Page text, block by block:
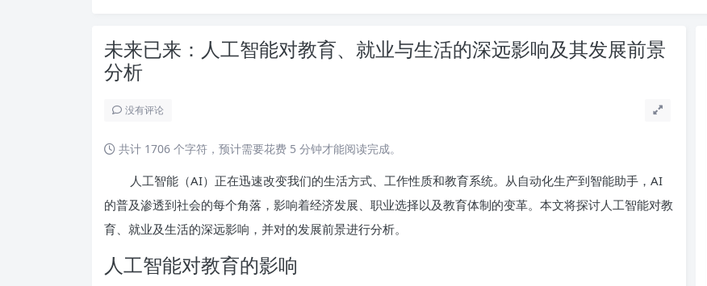
未来已来：人工智能对教育、就业与生活的深远影响及其发展前景
分析
没有评论
共计 1706 个字符，预计需要花费 5 分钟才能阅读完成。
人工智能（AI）正在迅速改变我们的生活方式、工作性质和教育系统。从自动化生产到智能助手，AI
的普及渗透到社会的每个角落，影响着经济发展、职业选择以及教育体制的变革。本文将探讨人工智能对教
育、就业及生活的深远影响，并对的发展前景进行分析。
人工智能对教育的影响